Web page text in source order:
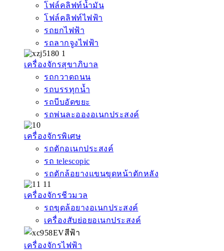
โฟล์คลิฟท์น้ำมัน
โฟล์คลิฟท์ไฟฟ้า
รถยกไฟฟ้า
รถลากจูงไฟฟ้า
เครื่องจักรสุขาภิบาล
รถกวาดถนน
รถบรรทุกน้ำ
รถบีบอัดขยะ
รถพ่นละอองอเนกประสงค์
เครื่องจักรพิเศษ
รถตักอเนกประสงค์
รถ telescopic
รถตักล้อยางแขนขุดหน้าตักหลัง
เครื่องจักรชีวมวล
รถขุดล้อยางอเนกประสงค์
เครื่องสับย่อยอเนกประสงค์
เครื่องจักรไฟฟ้า